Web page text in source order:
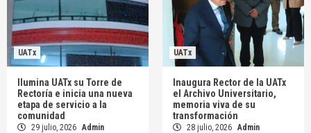
UATx
Ilumina UATx su Torre de
Rectoría e inicia una nueva
etapa de servicio a la
comunidad
29 julio, 2026 Admin
UATx
Inaugura Rector de la UATx
el Archivo Universitario,
memoria viva de su
transformación
28 julio, 2026 Admin